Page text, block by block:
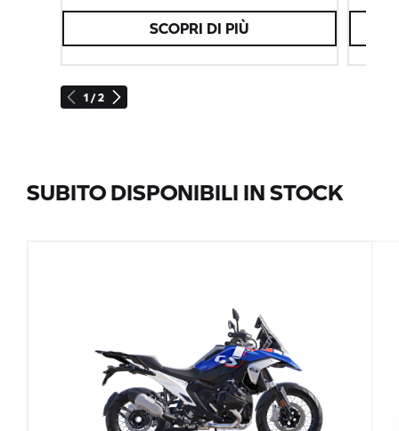
1 / 2
SCOPRI DI PIÙ
SUBITO DISPONIBILI IN STOCK